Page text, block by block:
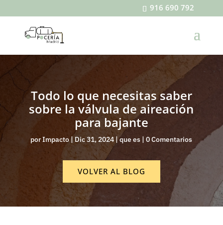
916 690 792
Todo lo que necesitas saber
sobre la válvula de aireación
para bajante
porImpacto| Dic 31, 2024 |que es |0 Comentarios
VOLVER AL BLOG